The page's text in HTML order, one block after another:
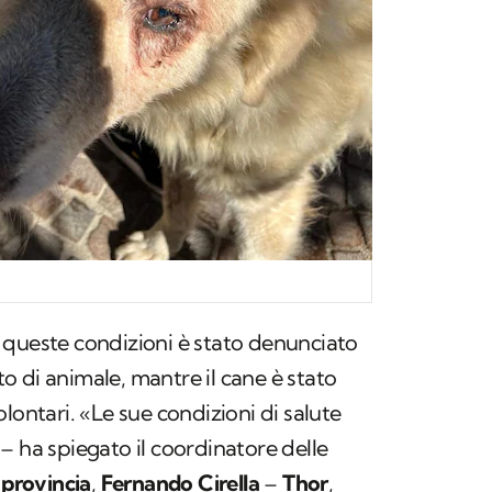
condizioni è stato denunciato
di animale, mantre il cane è stato
«Le sue condizioni di salute
ha spiegato il coordinatore delle
, Fernando Cirella –Thor,